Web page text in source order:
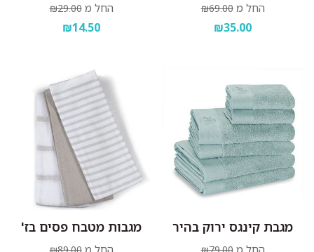
החל מ ₪69.00
₪35.00
החל מ ₪29.00
₪14.50
מגבת קינגס ירוק בהיר מגבות מטבח פסים בז'